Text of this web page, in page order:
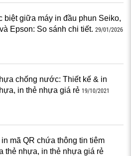
biệt giữa máy in đầu phun Seiko,
Epson: So sánh chi tiết. 29/01/2026
chống nước: Thiết kế & in
in thẻ nhựa giá rẻ 19/10/2021
in mã QR chứa thông tin tiêm
thẻ nhựa, in thẻ nhựa giá rẻ